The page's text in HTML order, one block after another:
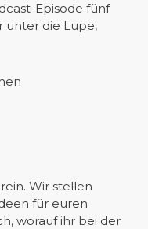
Episode fünf
unter die Lupe,
Wir stellen
für euren
worauf ihr bei der